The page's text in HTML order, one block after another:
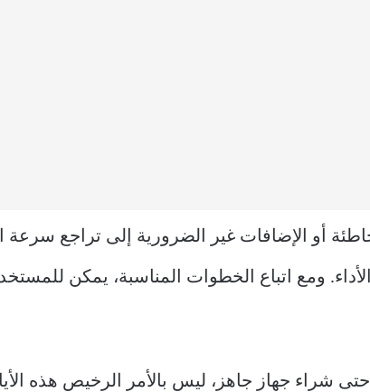
أو الإضافات غير الضرورية إلى تراجع
ومع اتباع الخطوات المناسبة، يمكن
حتى شراء جهاز جاهز، ليس بالأمر الرخيص هذه